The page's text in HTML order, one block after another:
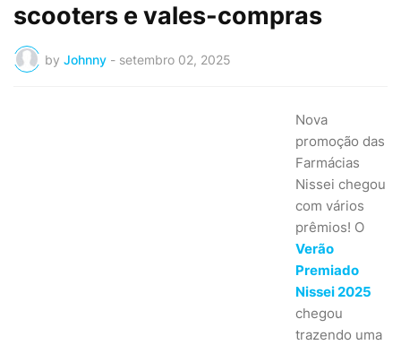
scooters e vales-compras
by Johnny - setembro 02, 2025
Nova
promoção das
Farmácias
Nissei chegou
com vários
prêmios! O
Verão
Premiado
Nissei 2025
chegou
trazendo uma